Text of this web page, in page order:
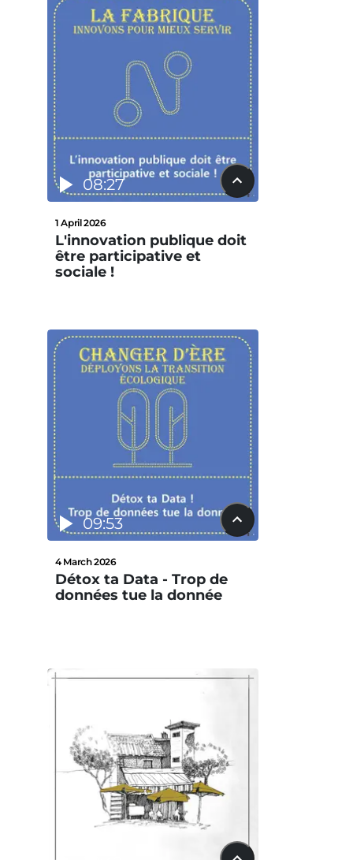
08:27
1 April 2026
L'innovation publique doit
être participative et
sociale !
09:53
4 March 2026
Détox ta Data - Trop de
données tue la donnée